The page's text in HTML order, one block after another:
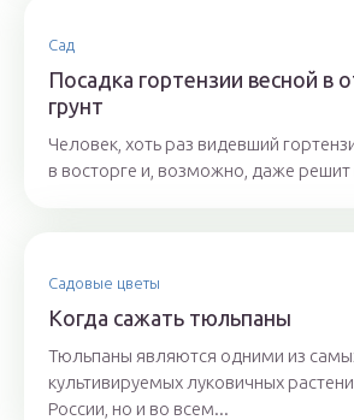
Сад
Посадка гортензии весной в
грунт
Человек, хоть раз видевший
в восторге и, возможно, даже решит
Садовые цветы
Когда сажать тюльпаны
Тюльпаны являются одними из
культивируемых луковичных
России, но и во всем...